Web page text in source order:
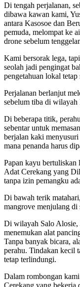
Di tengah perjalanan,
dibawa kawan kami,
antara Kasosoe dan
pemuda, melompat ke
drone sebelum
Kami bersorak lega,
seolah jadi pengingat
pengetahuan lokal
Perjalanan berlanjut
sebelum tiba di wilayah
Di beberapa titik,
sebentar untuk
berjalan kaki
mana penanda harus
Papan kayu bertuliskan
Adat Cerekang yang
tanpa izin pemangku
Di bawah terik
mangrove menjulang di
Di wilayah Salo Alosie,
menemukan alat
Tanpa banyak bicara,
perahu. Tindakan kecil
tetap terlindungi.
Dalam rombongan
Cerekang yang